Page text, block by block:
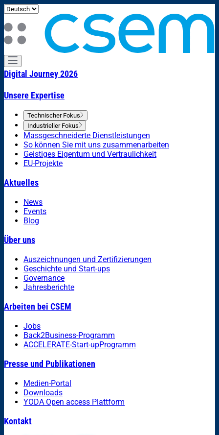
Digital Journey 2026
Unsere Expertise
Technischer Fokus
Industrieller Fokus
Massgeschneiderte Dienstleistungen
So können Sie mit uns zusammenarbeiten
Geistiges Eigentum und Vertraulichkeit
EU-Projekte
Aktuelles
News
Events
Blog
Über uns
Auszeichnungen und Zertifizierungen
Geschichte und Start-ups
Governance
Jahresberichte
Arbeiten bei CSEM
Jobs
Back2Business-Programm
ACCELERATE-Start-upProgramm
Presse und Publikationen
Medien-Portal
Downloads
YODA Open access Plattform
Kontakt